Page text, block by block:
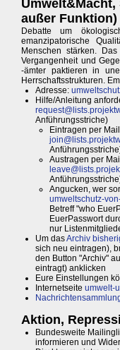
außer Funktion)
Debatte um
emanzipatorische
Menschen stärken.
Vergangenheit und
-ämter paktieren in
Herrschaftsstrukturen.
Adresse:
Hilfe/Anleitung
Anführungsstriche)
Eintragen per
Austragen per
Angucken, wer
umweltschutz-
Betreff "who
EuerPasswort
nur
Um dasArchiv
sich neu eintragen),
den Button "Archiv"
eintragt) anklicken
Eure Einstellungen
Internetseite umwelt-
Aktion,
Bundesweite
informieren und